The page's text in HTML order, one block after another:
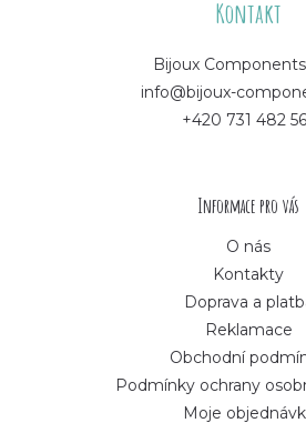
Kontakt
Bijoux Components
info@bijoux-
+420 731 482
Informace pro vás
O nás
Kontakty
Doprava a
Reklamace
Obchodní
Podmínky ochrany
Moje